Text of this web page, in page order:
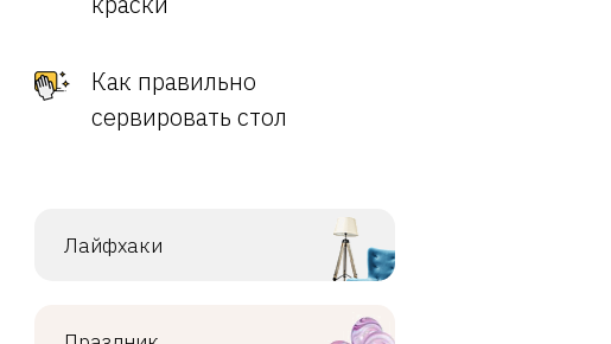
Как правильно
сервировать стол
Лайфхаки